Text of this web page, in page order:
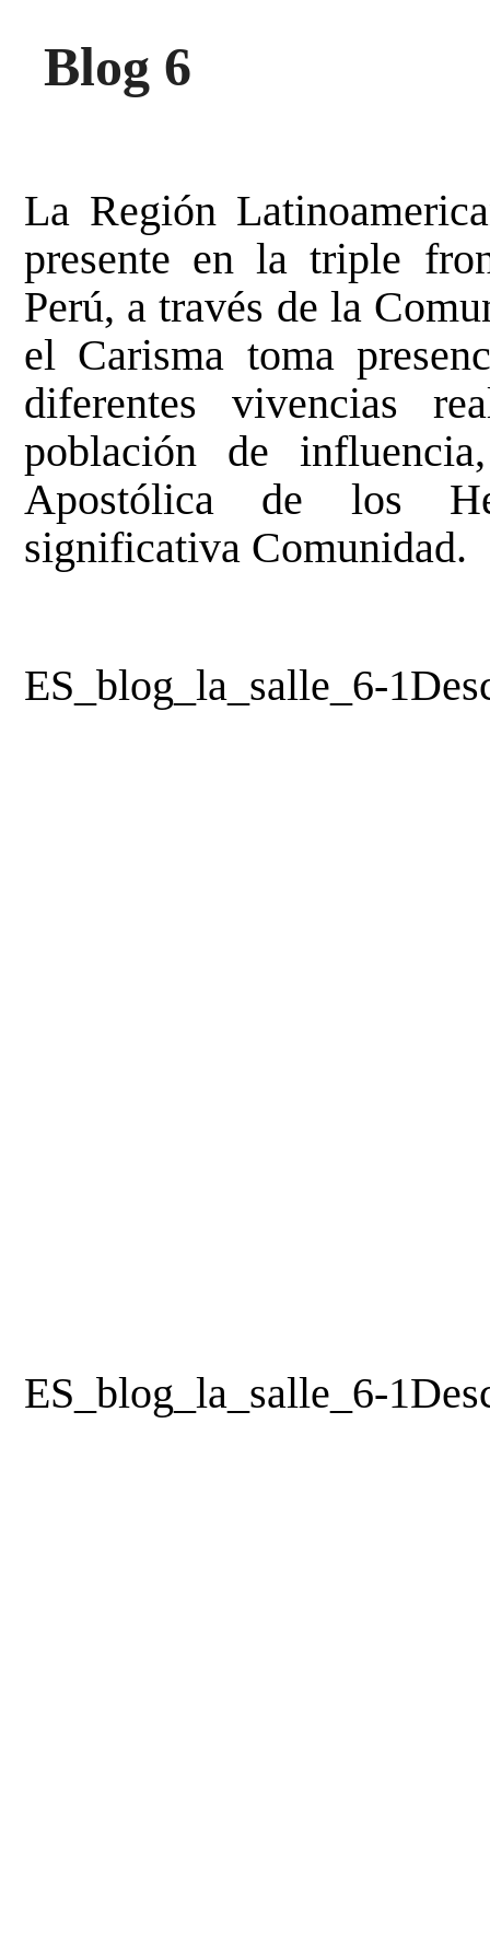
Blog 6
La Región
presente en la triple
Perú, a través de la
el Carisma toma
diferentes vivencias
población de
Apostólica de los
significativa Comunidad.
ES_blog_la_salle_6-1
ES_blog_la_salle_6-1